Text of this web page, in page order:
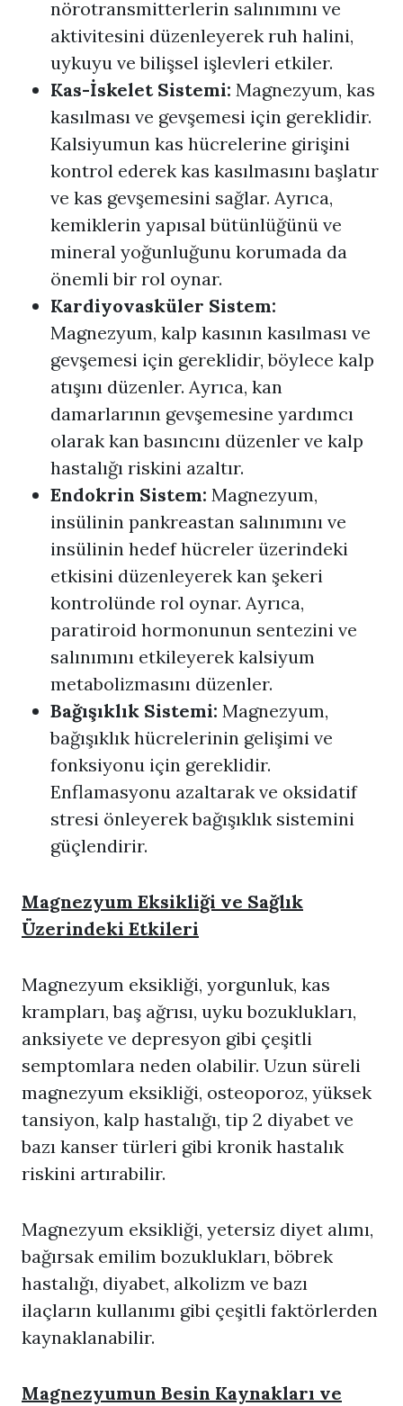
nörotransmitterlerin salınımını ve
aktivitesini düzenleyerek ruh halini,
uykuyu ve bilişsel işlevleri etkiler.
Kas-İskelet Sistemi: Magnezyum, kas
kasılması ve gevşemesi için gereklidir.
Kalsiyumun kas hücrelerine girişini
kontrol ederek kas kasılmasını başlatır
ve kas gevşemesini sağlar. Ayrıca,
kemiklerin yapısal bütünlüğünü ve
mineral yoğunluğunu korumada da
önemli bir rol oynar.
Kardiyovasküler Sistem:
Magnezyum, kalp kasının kasılması ve
gevşemesi için gereklidir, böylece kalp
atışını düzenler. Ayrıca, kan
damarlarının gevşemesine yardımcı
olarak kan basıncını düzenler ve kalp
hastalığı riskini azaltır.
Endokrin Sistem: Magnezyum,
insülinin pankreastan salınımını ve
insülinin hedef hücreler üzerindeki
etkisini düzenleyerek kan şekeri
kontrolünde rol oynar. Ayrıca,
paratiroid hormonunun sentezini ve
salınımını etkileyerek kalsiyum
metabolizmasını düzenler.
Bağışıklık Sistemi: Magnezyum,
bağışıklık hücrelerinin gelişimi ve
fonksiyonu için gereklidir.
Enflamasyonu azaltarak ve oksidatif
stresi önleyerek bağışıklık sistemini
güçlendirir.
Magnezyum Eksikliği ve Sağlık
Üzerindeki Etkileri
Magnezyum eksikliği, yorgunluk, kas
krampları, baş ağrısı, uyku bozuklukları,
anksiyete ve depresyon gibi çeşitli
semptomlara neden olabilir. Uzun süreli
magnezyum eksikliği, osteoporoz, yüksek
tansiyon, kalp hastalığı, tip 2 diyabet ve
bazı kanser türleri gibi kronik hastalık
riskini artırabilir.
Magnezyum eksikliği, yetersiz diyet alımı,
bağırsak emilim bozuklukları, böbrek
hastalığı, diyabet, alkolizm ve bazı
ilaçların kullanımı gibi çeşitli faktörlerden
kaynaklanabilir.
Magnezyumun Besin Kaynakları ve